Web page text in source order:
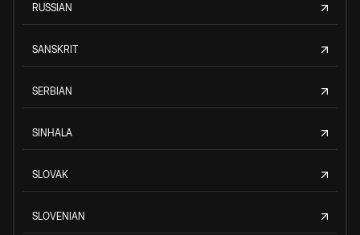
RUSSIAN
SANSKRIT
SERBIAN
SINHALA
SLOVAK
SLOVENIAN